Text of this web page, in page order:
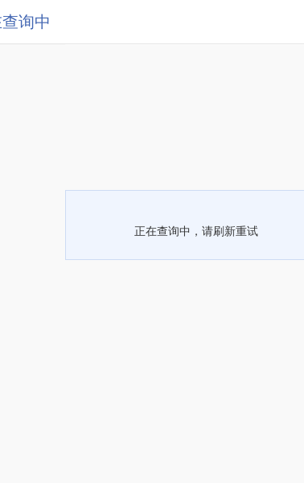
询中
正在查询中，请刷新重试